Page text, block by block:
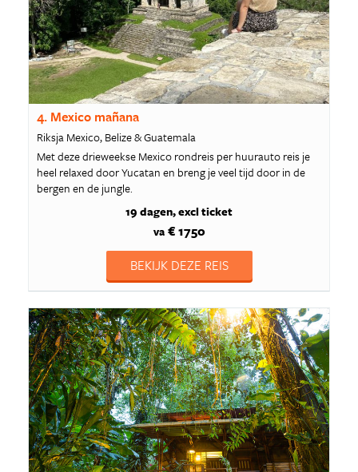
4. Mexico mañana
Riksja Mexico, Belize & Guatemala
Met deze drieweekse Mexico rondreis per huurauto reis je
heel relaxed door Yucatan en breng je veel tijd door in de
bergen en de jungle.
19 dagen excl ticket
va€ 1750
BEKIJK DEZE REIS